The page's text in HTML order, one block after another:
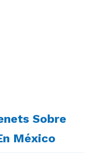
Sobre
México